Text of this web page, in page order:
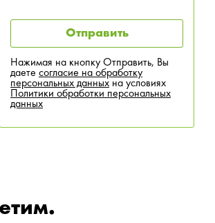
Нажимая на кнопку Отправить, Вы
даете согласие на обработку
персональных данных на условиях
Политики обработки персональных
данных